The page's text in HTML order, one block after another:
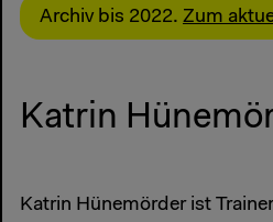
Archiv bis 2022. Zum
Katrin
Katrin Hünemörder ist